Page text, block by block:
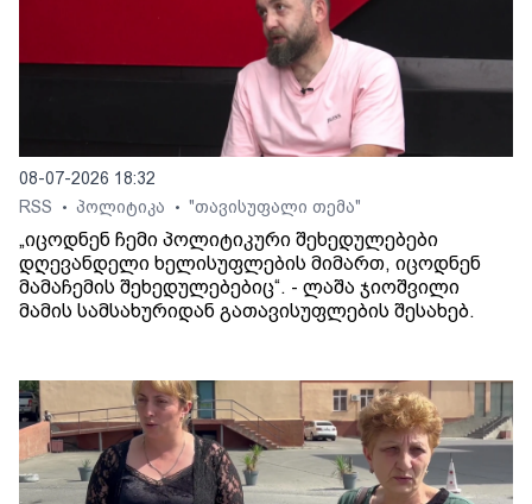
08-07-2026 18:32
RSS
• პოლიტიკა • "თავისუფალი თემა"
„იცოდნენ ჩემი პოლიტიკური შეხედულებები
დღევანდელი ხელისუფლების მიმართ, იცოდნენ
მამაჩემის შეხედულებებიც“. - ლაშა ჯიოშვილი
მამის სამსახურიდან გათავისუფლების შესახებ.